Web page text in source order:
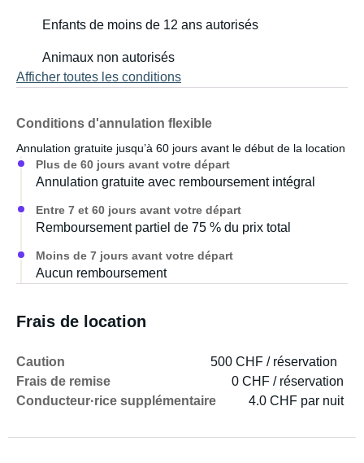
Enfants de moins de 12 ans autorisés
Animaux non autorisés
Afficher toutes les conditions
Conditions d'annulation flexible
Annulation gratuite jusqu’à 60 jours avant le début de la location
Plus de 60 jours avant votre départ
Annulation gratuite avec remboursement intégral
Entre 7 et 60 jours avant votre départ
Remboursement partiel de 75 % du prix total
Moins de 7 jours avant votre départ
Aucun remboursement
Frais de location
Caution
500 CHF / réservation
Frais de remise
0 CHF / réservation
Conducteur·rice supplémentaire
4.0 CHF par nuit